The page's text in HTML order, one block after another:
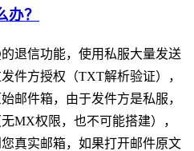
？
退信功能，使用私服大量发送
件方授权（TXT解析验证），
邮件箱，由于发件方是私服，
MX权限，也不可能搭建），
真实邮箱，如果打开邮件原文